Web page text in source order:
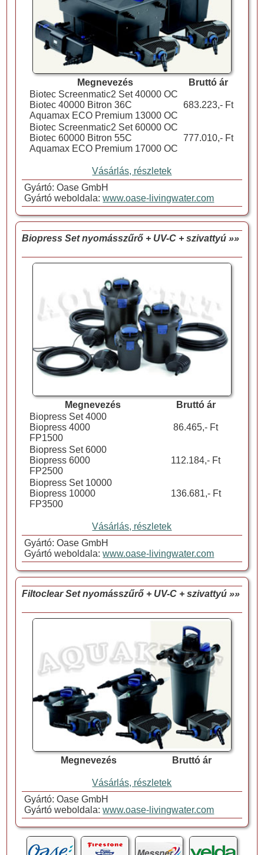
Megnevezés
Bruttó ár
Biotec Screenmatic2 Set 40000 OC
Biotec 40000 Bitron 36C
Aquamax ECO Premium 13000 OC
683.223,- Ft
Biotec Screenmatic2 Set 60000 OC
Biotec 60000 Bitron 55C
Aquamax ECO Premium 17000 OC
777.010,- Ft
Vásárlás, részletek
Gyártó: Oase GmbH
Gyártó weboldala:www.oase-livingwater.com
Biopress Set nyomásszűrő + UV-C + szivattyú »»
Megnevezés
Bruttó ár
Biopress Set 4000
Biopress 4000
FP1500
86.465,- Ft
Biopress Set 6000
Biopress 6000
FP2500
112.184,- Ft
Biopress Set 10000
Biopress 10000
FP3500
136.681,- Ft
Vásárlás, részletek
Gyártó: Oase GmbH
Gyártó weboldala:www.oase-livingwater.com
Filtoclear Set nyomásszűrő + UV-C + szivattyú »»
Megnevezés Bruttó ár
Vásárlás, részletek
Gyártó: Oase GmbH
Gyártó weboldala:www.oase-livingwater.com